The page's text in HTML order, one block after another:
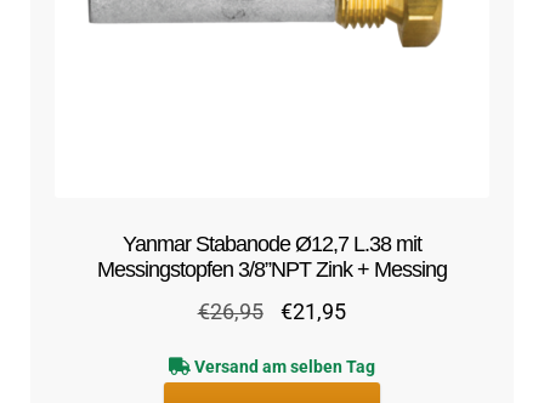
Yanmar Stabanode Ø12,7 L.38 mit
Messingstopfen 3/8”NPT Zink + Messing
€26,95
Ursprünglicher
war:
€21,95Aktueller
ist:
Versand am selben Tag